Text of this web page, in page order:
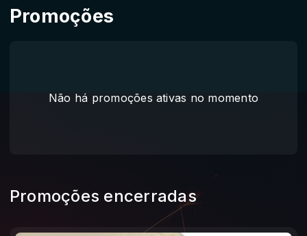
Promoções
Não há promoções ativas no momento
Promoções encerradas